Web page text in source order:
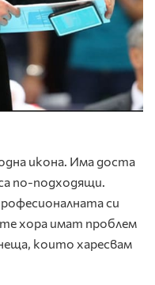
икона. Има доста
по-подходящи.
си
хора имат проблем
които харесвам